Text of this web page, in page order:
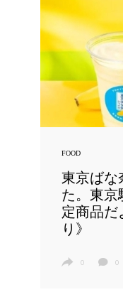
FOOD
東京ばな
た。東
定商品だ
り》
0 0